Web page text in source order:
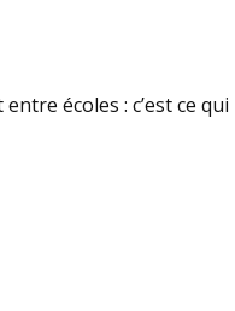
écoles : c’est ce